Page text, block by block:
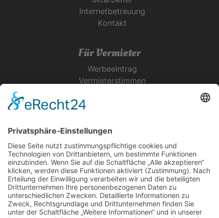
Internetbetreuung
Kontakt
Für Vermieter
Werbeeintrag
Vermieterstimmen
Urlaubsservice
Bücher, Karten & CD's
Ihre Anreise
Wetter
Links